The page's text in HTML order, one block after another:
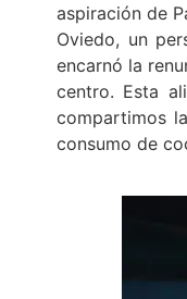
aspiración de
Oviedo, un
encarnó la
centro. Esta
compartimos
consumo de